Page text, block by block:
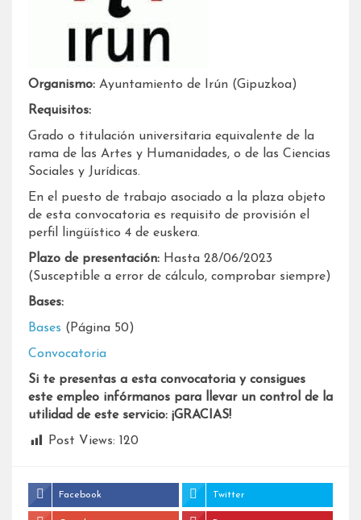
Organismo: Ayuntamiento de Irún (Gipuzkoa)
Requisitos:
Grado o titulación universitaria equivalente de la
rama de las Artes y Humanidades, o de las Ciencias
Sociales y Jurídicas.
En el puesto de trabajo asociado a la plaza objeto
de esta convocatoria es requisito de provisión el
perfil lingüístico 4 de euskera.
Plazo de presentación: Hasta 28/06/2023
(Susceptible a error de cálculo, comprobar siempre)
Bases:
Bases (Página 50)
Convocatoria
Si te presentas a esta convocatoria y consigues
este empleo infórmanos para llevar un control de la
utilidad de este servicio: ¡GRACIAS!
Post Views: 120
Facebook Twitter